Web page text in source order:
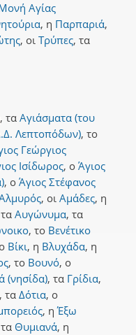
Αγίας
, η Παρπαριά,
, οι Τρύπες, τα
, τα Αγιάσματα (του
Λεπτοπόδων), το
Γεώργιος
Ισίδωρος, ο Άγιος
, ο Άγιος Στέφανος
, οι Αμάδες, η
τα Αυγώνυμα, τα
, το Βενέτικο
Βίκι, η Βλυχάδα, η
, το Βουνό, ο
(νησίδα), τα Γρίδια,
, τα Δότια, ο
, η Έξω
τα Θυμιανά, η